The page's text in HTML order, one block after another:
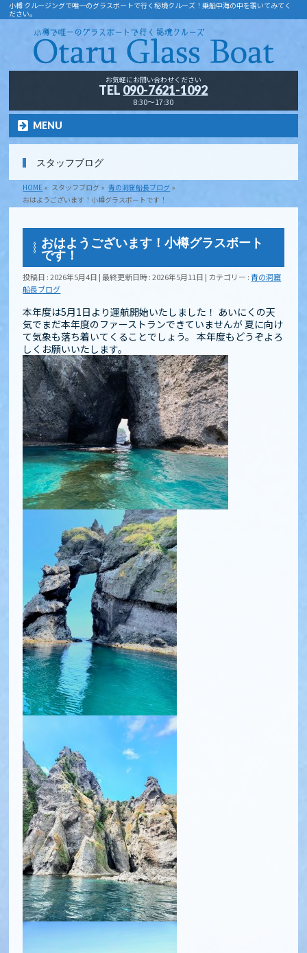
小樽 クルージングで唯一のグラスボートで行く秘境クルーズ！乗船中海の中を覗いてみてく
ださい。
お気軽にお問い合わせください
TEL 090-7621-1092
8:30～17:30
MENU
スタッフブログ
HOME » スタッフブログ » 青の洞窟船長ブログ »
おはようございます！小樽グラスボートです！
おはようございます！小樽グラスボート
です！
投稿日 : 2026年5月4日 最終更新日時 : 2026年5月11日 カテゴリー :青の洞窟
船長ブログ
本年度は5月1日より運航開始いたしました！ あいにくの天
気でまだ本年度のファーストランできていませんが 夏に向け
て気象も落ち着いてくることでしょう。 本年度もどうぞよろ
しくお願いいたします。